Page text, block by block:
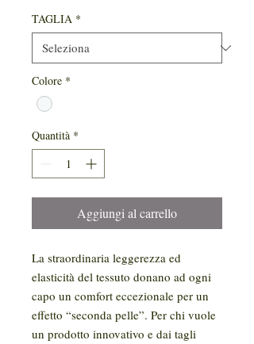
TAGLIA *
Colore *
Quantità *
Aggiungi al carrello
La straordinaria leggerezza ed
elasticità del tessuto donano ad ogni
capo un comfort eccezionale per un
effetto “seconda pelle”. Per chi vuole
un prodotto innovativo e dai tagli